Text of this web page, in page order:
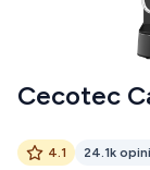
20
Cecotec
4.1 24.1k